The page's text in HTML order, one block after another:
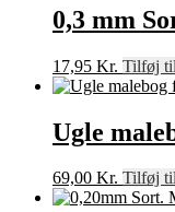
0,3 mm
17,95 Kr. Tilføj
Ugle
69,00 Kr. Tilføj